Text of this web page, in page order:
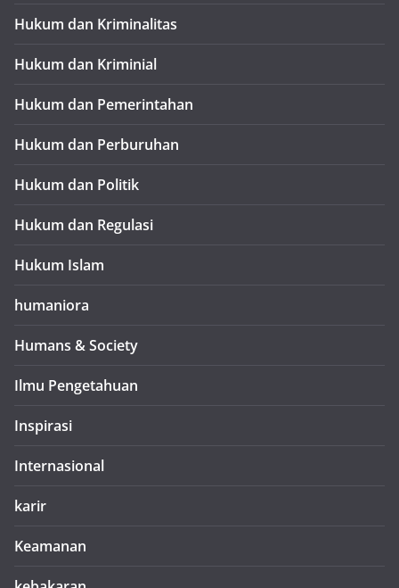
Hukum dan Kriminalitas
Hukum dan Kriminial
Hukum dan Pemerintahan
Hukum dan Perburuhan
Hukum dan Politik
Hukum dan Regulasi
Hukum Islam
humaniora
Humans & Society
Ilmu Pengetahuan
Inspirasi
Internasional
karir
Keamanan